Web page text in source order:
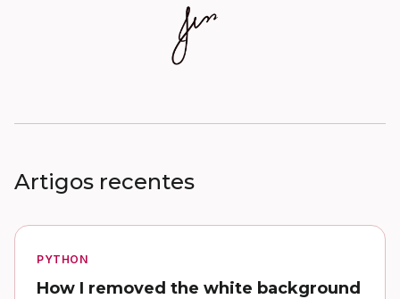
Artigos recentes
PYTHON
How I removed the white background